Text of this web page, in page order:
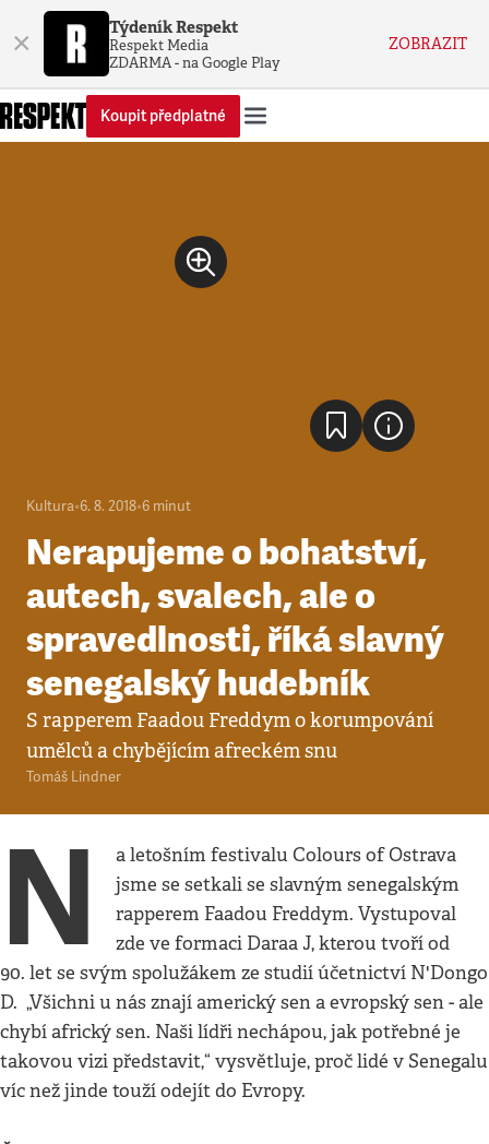
× Týdeník Respekt
Respekt Media
ZDARMA - na Google Play
ZOBRAZIT
Koupit předplatné
Kultura•6. 8. 2018•6 minut
Nerapujeme o bohatství,
autech, svalech, ale o
spravedlnosti, říká slavný
senegalský hudebník
S rapperem Faadou Freddym o korumpování
umělců a chybějícím afreckém snu
Tomáš Lindner
N
a letošním festivalu Colours of Ostrava
jsme se setkali se slavným senegalským
rapperem Faadou Freddym. Vystupoval
zde ve formaci Daraa J, kterou tvoří od
90. let se svým spolužákem ze studií účetnictví N'Dongo
D. „Všichni u nás znají americký sen a evropský sen - ale
chybí africký sen. Naši lídři nechápou, jak potřebné je
takovou vizi představit,“ vysvětluje, proč lidé v Senegalu
víc než jinde touží odejít do Evropy.